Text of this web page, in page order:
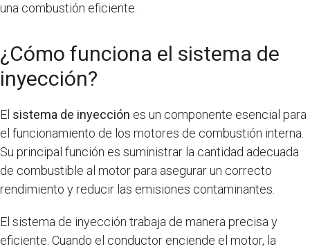
una combustión eficiente.
¿Cómo funciona el sistema de
inyección?
El sistema de inyección es un componente esencial para
el funcionamiento de los motores de combustión interna.
Su principal función es suministrar la cantidad adecuada
de combustible al motor para asegurar un correcto
rendimiento y reducir las emisiones contaminantes.
El sistema de inyección trabaja de manera precisa y
eficiente. Cuando el conductor enciende el motor, la